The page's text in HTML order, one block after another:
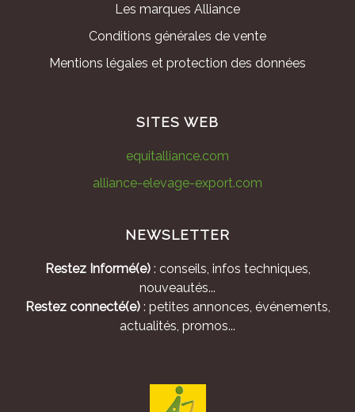
Les marques Alliance
Conditions générales de vente
Mentions légales et protection des données
SITES WEB
equitalliance.com
alliance-elevage-export.com
NEWSLETTER
Restez Informé(e): conseils, infos techniques,
nouveautés...
Restez connecté(e): petites annonces, événements,
actualités, promos...